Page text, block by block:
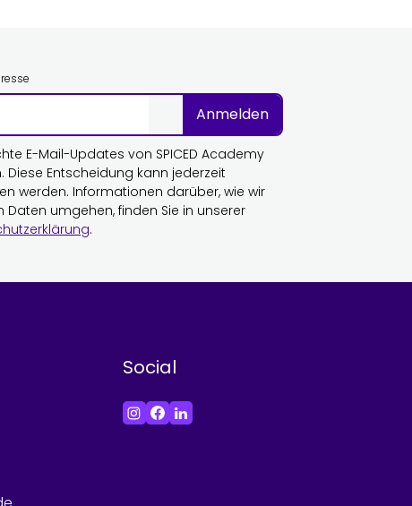
Anmelden
E-Mail-Updates von SPICED Academy
Diese Entscheidung kann jederzeit
werden. Informationen darüber, wie wir
Daten umgehen, finden Sie in unserer
.
Social